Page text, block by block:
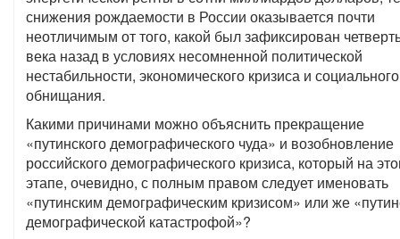
снижения рождаемости в России оказывается почти
неотличимым от того, какой был зафиксирован
века назад в условиях несомненной политической
нестабильности, экономического кризиса и социального
обнищания.
Какими причинами можно объяснить прекращение
«путинского демографического чуда» и возобновление
российского демографического кризиса, который на
этапе, очевидно, с полным правом следует именовать
«путинским демографическим кризисом» или же
демографической катастрофой»?